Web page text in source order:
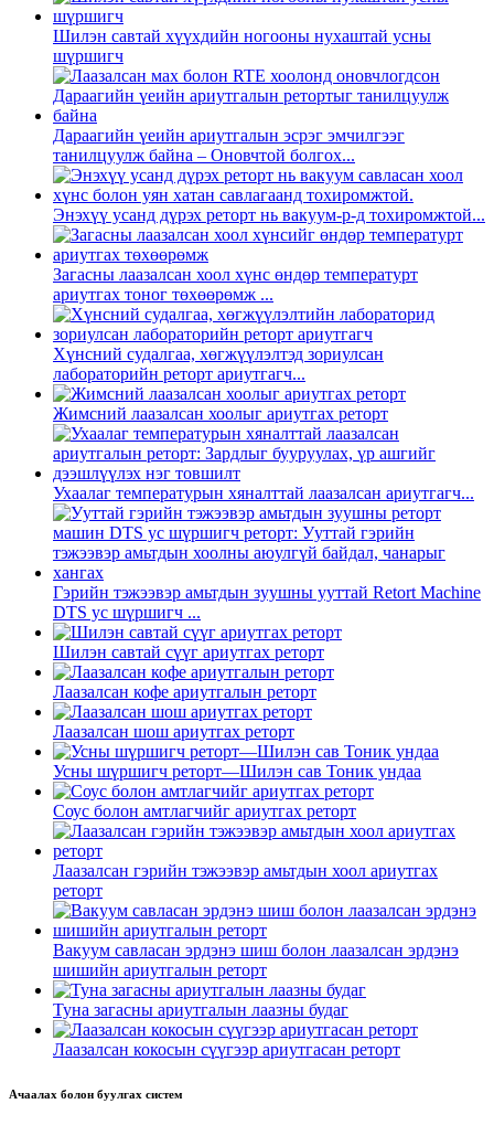
Шилэн савтай хүүхдийн ногооны нухаштай усны
шүршигч
Дараагийн үеийн ариутгалын эсрэг эмчилгээг
танилцуулж байна – Оновчтой болгох...
Энэхүү усанд дүрэх реторт нь вакуум-p-д тохиромжтой...
Загасны лаазалсан хоол хүнс өндөр температурт
ариутгах тоног төхөөрөмж ...
Хүнсний судалгаа, хөгжүүлэлтэд зориулсан
лабораторийн реторт ариутгагч...
Жимсний лаазалсан хоолыг ариутгах реторт
Ухаалаг температурын хяналттай лаазалсан ариутгагч...
Гэрийн тэжээвэр амьтдын зуушны ууттай Retort Machine
DTS ус шүршигч ...
Шилэн савтай сүүг ариутгах реторт
Лаазалсан кофе ариутгалын реторт
Лаазалсан шош ариутгах реторт
Усны шүршигч реторт—Шилэн сав Тоник ундаа
Соус болон амтлагчийг ариутгах реторт
Лаазалсан гэрийн тэжээвэр амьтдын хоол ариутгах
реторт
Вакуум савласан эрдэнэ шиш болон лаазалсан эрдэнэ
шишийн ариутгалын реторт
Туна загасны ариутгалын лаазны будаг
Лаазалсан кокосын сүүгээр ариутгасан реторт
Ачаалах болон буулгах систем